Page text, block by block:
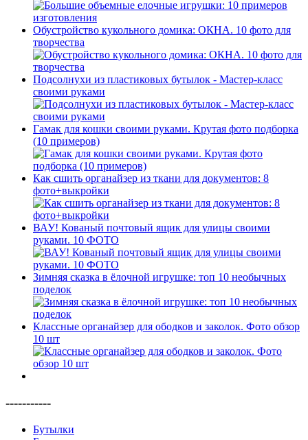
Обустройство кукольного домика: ОКНА. 10 фото для
творчества
Подсолнухи из пластиковых бутылок - Мастер-класс
своими руками
Гамак для кошки своими руками. Крутая фото подборка
(10 примеров)
Как сшить органайзер из ткани для документов: 8
фото+выкройки
ВАУ! Кованый почтовый ящик для улицы своими
руками. 10 ФОТО
Зимняя сказка в ёлочной игрушке: топ 10 необычных
поделок
Классные органайзер для ободков и заколок. Фото обзор
10 шт
-----------
Бутылки